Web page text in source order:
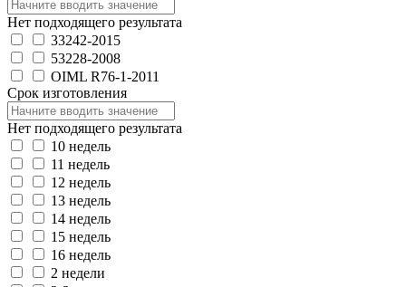
Нет подходящего результата
33242-2015
53228-2008
OIML R76-1-2011
Срок изготовления
Нет подходящего результата
10 недель
11 недель
12 недель
13 недель
14 недель
15 недель
16 недель
2 недели